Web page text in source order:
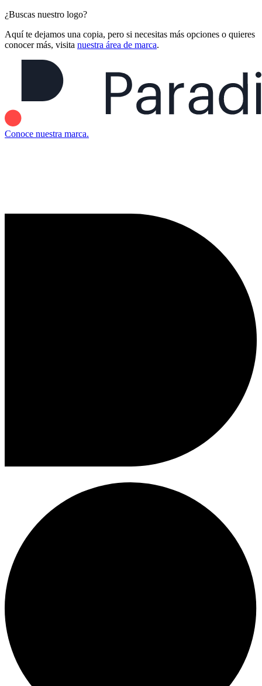
¿Buscas nuestro logo?
Aquí te dejamos una copia, pero si necesitas más opciones o quieres
conocer más, visita nuestra área de marca.
Conoce nuestra marca.